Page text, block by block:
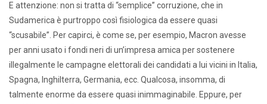
E attenzione: non si tratta di “semplice” corruzione, che in
Sudamerica è purtroppo così fisiologica da essere quasi
“scusabile”. Per capirci, è come se, per esempio, Macron avesse
per anni usato i fondi neri di un’impresa amica per sostenere
illegalmente le campagne elettorali dei candidati a lui vicini in Italia,
Spagna, Inghilterra, Germania, ecc. Qualcosa, insomma, di
talmente enorme da essere quasi inimmaginabile. Eppure, per